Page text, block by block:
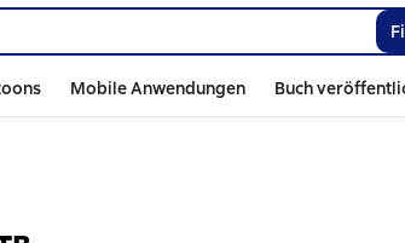
Mobile Anwendungen Buch